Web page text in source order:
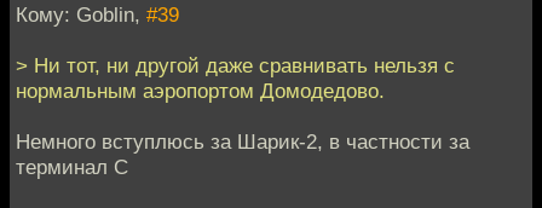
Кому: Goblin, #39
> Ни тот, ни другой даже сравнивать нельзя с
нормальным аэропортом Домодедово.
Немного вступлюсь за Шарик-2, в частности за
терминал С